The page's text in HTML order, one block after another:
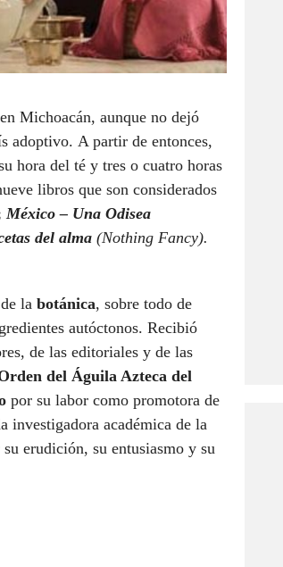
Michoacán, aunque no dejó
adoptivo. A partir de entonces,
hora del té y tres o cuatro horas
libros que son considerados
México – Una Odisea
del alma (Nothing Fancy).
la botánica, sobre todo de
autóctonos. Recibió
de las editoriales y de las
del Águila Azteca del
por su labor como promotora de
investigadora académica de la
erudición, su entusiasmo y su